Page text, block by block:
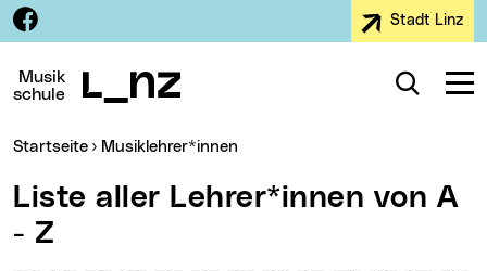
Facebook Stadt Linz
Musik
schule
Suche
Sie sind hier:
Startseite Musiklehrer*innen
Liste aller Lehrer*innen von A
- Z